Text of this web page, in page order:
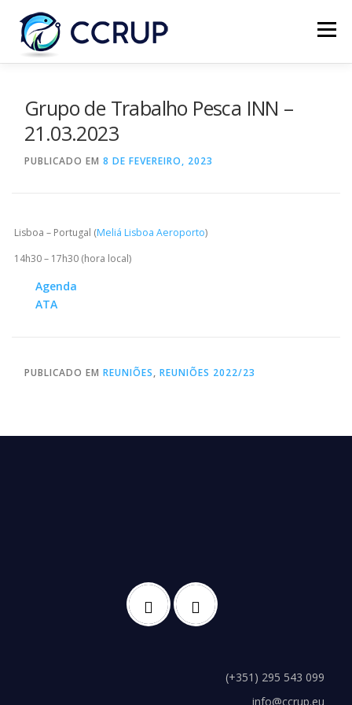
Menu
Grupo de Trabalho Pesca INN –
21.03.2023
PUBLICADO EM 8 DE FEVEREIRO, 2023
Lisboa – Portugal (Meliá Lisboa Aeroporto)
14h30 – 17h30 (hora local)
Agenda
ATA
PUBLICADO EM REUNIÕES, REUNIÕES 2022/23
(+351) 295 543 099
info@ccrup.eu